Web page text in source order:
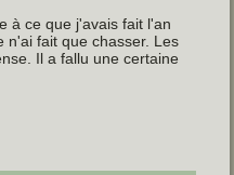
à ce que j'avais fait l'an
n'ai fait que chasser. Les
Il a fallu une certaine